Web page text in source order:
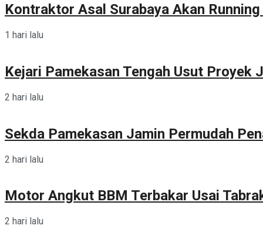
Kontraktor Asal Surabaya Akan
1 hari lalu
Kejari Pamekasan Tengah Usut Proyek
2 hari lalu
Sekda Pamekasan Jamin Permudah
2 hari lalu
Motor Angkut BBM Terbakar Usai
2 hari lalu